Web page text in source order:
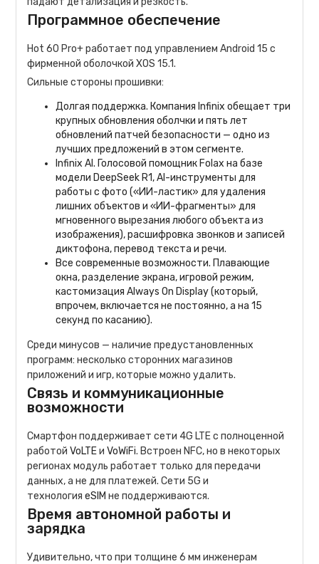
Программное обеспечение
Hot 60 Pro+ работает под управлением Android 15 с
фирменной оболочкой XOS 15.1.
Сильные стороны прошивки:
Долгая поддержка. Компания Infinix обещает три
крупных обновления оболчки и пять лет
обновлений патчей безопасности — одно из
лучших предложений в этом сегменте.
Infinix AI. Голосовой помощник Folax на базе
модели DeepSeek R1, AI-инструменты для
работы с фото («ИИ-ластик» для удаления
лишних объектов и «ИИ-фрагменты» для
мгновенного вырезания любого объекта из
изображения), расшифровка звонков и записей
диктофона, перевод текста и речи.
Все современные возможности. Плавающие
окна, разделение экрана, игровой режим,
кастомизация Always On Display (который,
впрочем, включается не постоянно, а на 15
секунд по касанию).
Среди минусов — наличие предустановленных
программ: несколько сторонних магазинов
приложений и игр, которые можно удалить.
Связь и коммуникационные
возможности
Смартфон поддерживает сети 4G LTE с полноценной
работойVoLTEиVoWiFi. Встроен NFC, но в некоторых
регионах модуль работает только для передачи
данных, а не для платежей. Сети 5G и
технологияeSIM не поддерживаются.
Время автономной работы и
зарядка
Удивительно, что при толщине 6 мм инженерам